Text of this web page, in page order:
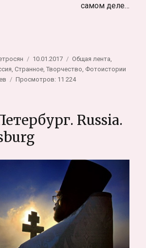
самом деле…
Петербург. Странный Мир
Опубликовано
10.01.2017 Рубрики
Общая лента
,Странное ,Творчество Фотоистории
Странный
Мир
глазами
А.Петросяна
Просмотров: 11 224
Russia.